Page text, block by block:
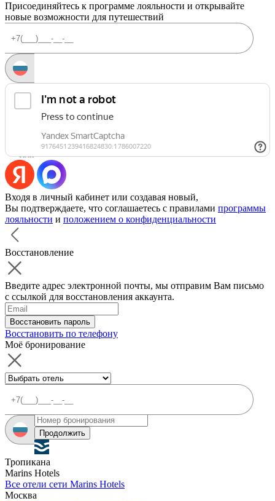
Присоединяйтесь к программе лояльности и открывайте
новые возможности для путешествий
Запросить код
Уже есть аккаунт?Войти
Или
Входя в личный кабинет или создавая новый,
Вы подтверждаете, что соглашаетесь с правилами программы
лояльности и положением о конфиденциальности
Восстановление
Введите адрес электронной почты, мы отправим Вам письмо
с ссылкой для восстановления аккаунта.
Восстановить пароль
Восстановить по телефону
Моё бронирование
Продолжить
Тропикана
Marins Hotels
Все отели сети Marins Hotels
Москва